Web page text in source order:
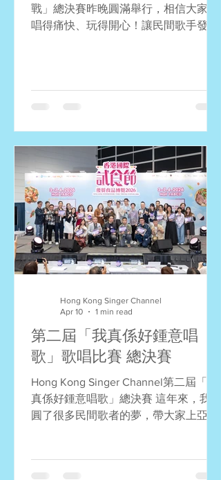
戰」總決賽昨晚圓滿舉行，相信大家都
唱得痛快、玩得開心！讓民間歌手發
歌會會、樂在其中！現在總結一下比賽
詩 (我為你狂) 全場第五名：張心心 (幸
運是我) 全場第六名：張美玲 (愛你這樣
儍) 全場第七名：梁云崎 (念親恩) 全場
第八名：王志秀 (我等到花兒也謝了) 全
場第九名：何崴慈 (玻璃之情) 全場第十
名：萬皓榮 (東邪) Bmos評判特選獎：
陳丞希 (一樣美麗) 李泇霖評判特選獎：
陳詠恆 (你怎麼捨得我難過) 黃文漢評判
羅雪儀 (Angel) 最真摯演繹大獎：何崴
(殘夢) 飛躍進步獎：陳耀民 (用背脊唱情
歌) 飛躍進步獎：陳詠恆 (你怎麼捨得我
難過) 飛躍進步獎：陳丞希 (一樣美麗)
第二屆「我真係好鍾意唱
歌」歌唱比賽 總決賽
Hong Kong Singer Channel第二屆「我
真係好鍾意唱歌」總決賽 這年來，我們
圓了很多民間歌者的夢，帶大家上亞
Hong Kong Singer Channel
Apr 10
1 min read